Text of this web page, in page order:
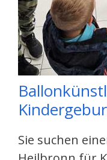
Sie suchen